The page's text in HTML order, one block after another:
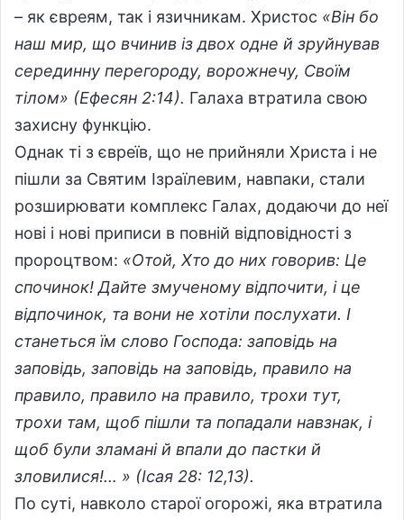
– як євреям, так і язичникам. Христос «Він бо
наш мир, що вчинив із двох одне й зруйнував
серединну перегороду, ворожнечу, Своїм
тілом» (Ефесян 2:14). Галаха втратила свою
захисну функцію.
Однак ті з євреїв, що не прийняли Христа і не
пішли за Святим Ізраїлевим, навпаки, стали
розширювати комплекс Галах, додаючи до неї
нові і нові приписи в повній відповідності з
пророцтвом: «Отой, Хто до них говорив: Це
спочинок! Дайте змученому відпочити, і це
відпочинок, та вони не хотіли послухати. І
станеться їм слово Господа: заповідь на
заповідь, заповідь на заповідь, правило на
правило, правило на правило, трохи тут,
трохи там, щоб пішли та попадали навзнак, і
щоб були зламані й впали до пастки й
зловилися!… » (Ісая 28: 12,13).
По суті, навколо старої огорожі, яка втратила